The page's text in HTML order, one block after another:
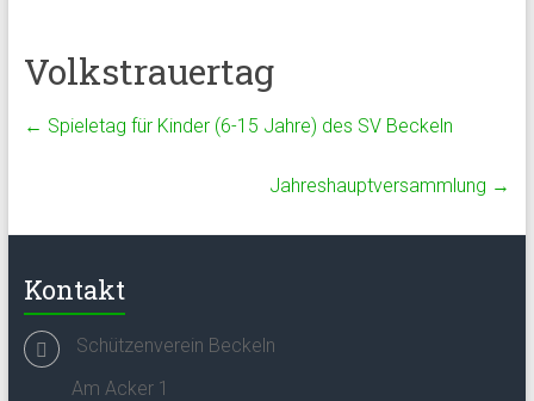
Volkstrauertag
← Spieletag für Kinder (6-15 Jahre) des SV Beckeln
Jahreshauptversammlung →
Kontakt
Schützenverein Beckeln
Am Acker 1